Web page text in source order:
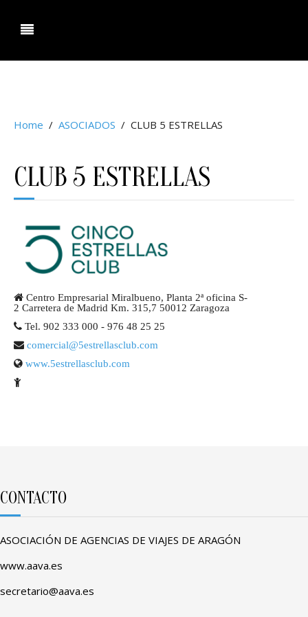
Home ASOCIADOS CLUB 5 ESTRELLAS
CLUB 5 ESTRELLAS
Centro Empresarial Miralbueno, Planta 2ª oficina S-
2 Carretera de Madrid Km. 315,7 50012 Zaragoza
Tel. 902 333 000 - 976 48 25 25
comercial@5estrellasclub.com
www.5estrellasclub.com
CONTACTO
ASOCIACIÓN DE AGENCIAS DE VIAJES DE ARAGÓN
www.aava.es
secretario@aava.es